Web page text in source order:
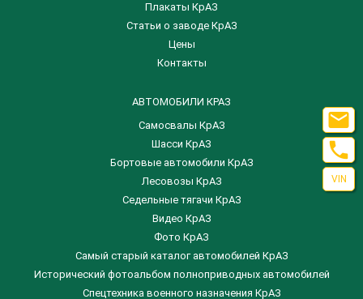
Плакаты КрАЗ
Статьи о заводе КрАЗ
Цены
Контакты
АВТОМОБИЛИ КРАЗ
Самосвалы КрАЗ
Шасси КрАЗ
Бортовые автомобили КрАЗ
Лесовозы КрАЗ
Седельные тягачи КрАЗ
Видео КрАЗ
Фото КрАЗ
Самый старый каталог автомобилей КрАЗ
Исторический фотоальбом полноприводных автомобилей
Спецтехника военного назначения КрАЗ


VIN